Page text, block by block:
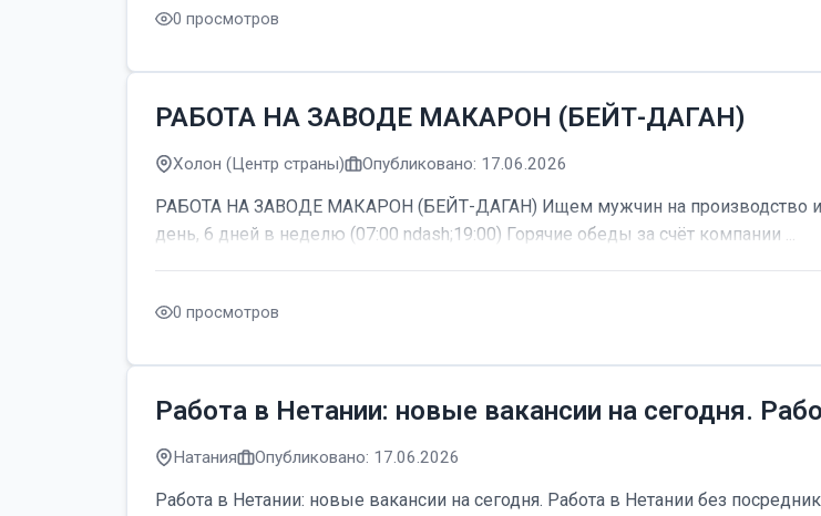
0 просмотров
РАБОТА НА ЗАВОДЕ МАКАРОН (БЕЙТ-ДАГАН)
Холон (Центр страны) Опубликовано: 17.06.2026
РАБОТА НА ЗАВОДЕ МАКАРОН (БЕЙТ-ДАГАН) Ищем мужчин на производство и
день, 6 дней в неделю (07:00 ndash;19:00) Горячие обеды за счёт компании ...
0 просмотров
Работа в Нетании: новые вакансии на сегодня.
Натания Опубликовано: 17.06.2026
Работа в Нетании: новые вакансии на сегодня. Работа в Нетании без